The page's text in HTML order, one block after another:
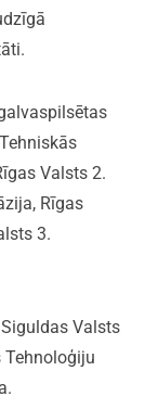
Valsts 2.
Rīgas
3.
Valsts
Tehnoloģiju